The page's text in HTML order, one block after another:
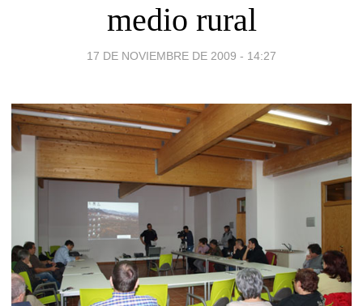
medio rural
17 DE NOVIEMBRE DE 2009 - 14:27